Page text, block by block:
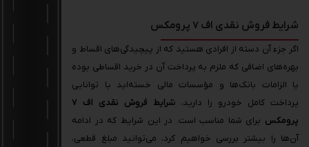
شرایط فروش نقدی اف 7 پرومکس
اگر جزء آن دسته از افرادی هستید که از پیچیدگی‌های اقساط و
بهره‌های اضافی که ملزم به پرداخت آن در خرید اقساطی بوده
یا الزامات بانک‌ها و مؤسسات مالی خسته‌اید یا توانایی
پرداخت کامل خودرو را دارید،
شرایط فروش نقدی اف 7
پرومکس برای شما مناسب است. در این شرایط که در ادامه
آن‌ها را بیشتر بررسی خواهیم کرد، می‌توانید مبلغ قطعی،